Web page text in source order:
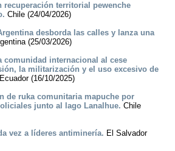
recuperación territorial pewenche
Chile (24/04/2026)
desborda las calles y lanza una
(25/03/2026)
comunidad internacional al cese
la militarización y el uso excesivo de
Ecuador (16/10/2025)
de ruka comunitaria mapuche por
junto al lago Lanalhue. Chile
vez a líderes antiminería. El Salvador